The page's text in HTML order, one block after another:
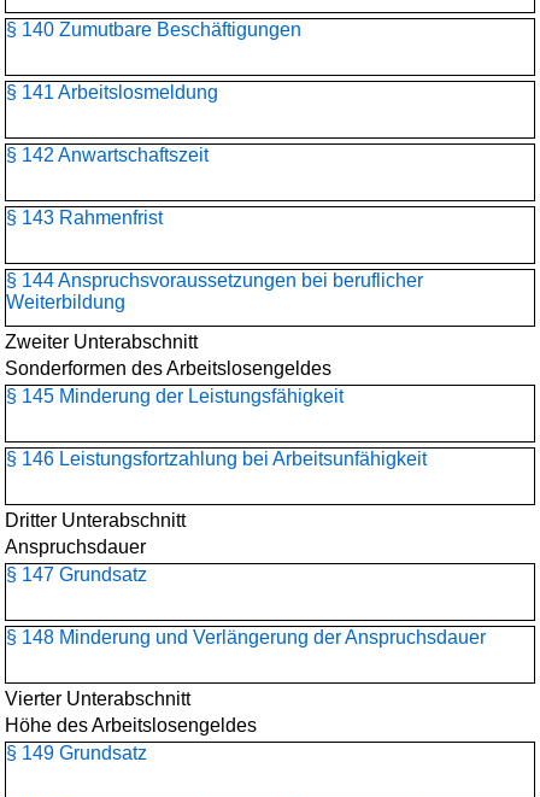
§ 140 Zumutbare Beschäftigungen
§ 141 Arbeitslosmeldung
§ 142 Anwartschaftszeit
§ 143 Rahmenfrist
§ 144 Anspruchsvoraussetzungen bei beruflicher
Weiterbildung
Zweiter Unterabschnitt
Sonderformen des Arbeitslosengeldes
§ 145 Minderung der Leistungsfähigkeit
§ 146 Leistungsfortzahlung bei Arbeitsunfähigkeit
Dritter Unterabschnitt
Anspruchsdauer
§ 147 Grundsatz
§ 148 Minderung und Verlängerung der Anspruchsdauer
Vierter Unterabschnitt
Höhe des Arbeitslosengeldes
§ 149 Grundsatz